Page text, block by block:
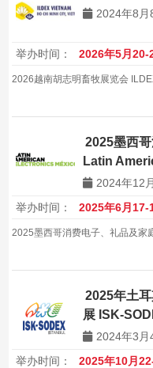
2024年8月
举办时间： 2026年5月20-
2026越南胡志明畜牧展览会
2025墨西
Latin
2024年12
举办时间：
2025年6月17-
2025墨西哥消费电子、礼品及家
2025年土
展 ISK-
2024年3月
举办时间：
2025年10月